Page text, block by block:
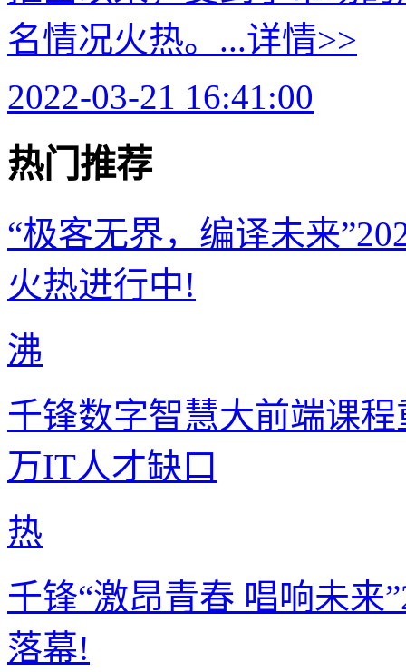
名情况火热。...详情>>
2022-03-21 16:41:00
热门推荐
“极客无界，编译未来
火热进行中!
沸
千锋数字智慧大前端课
万IT人才缺口
热
千锋“激昂青春 唱响未来
落幕!